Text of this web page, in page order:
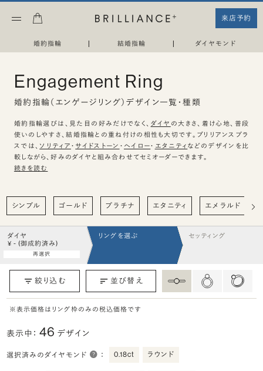
来店予約
婚約指輪 | 結婚指輪 | ダイヤモンド
Engagement Ring
婚約指輪（エンゲージリング）デザイン一覧・種類
婚約指輪選びは、見た目の好みだけでなく、 ダイヤ の大きさ、着け心地、普段
使いのしやすさ、結婚指輪との重ね付けの相性も大切です。ブリリアンスプラ
スでは、 ソリティア ・ サイドストーン ・ ヘイロー・ エタニティ などのデザインを比
較しながら、好みのダイヤと組み合わせてセミオーダーできます。
続きを読む
シンプル ゴールド プラチナ エタニティ エメラルド
ダイヤ
¥ - (御成約済み)
再選択
リングを選ぶ セッティング
絞り込む 並び替え
※表示価格はリング枠のみの税込価格です
表示中：46 デザイン
選択済みのダイヤモンド ： 0.18ct ラウンド